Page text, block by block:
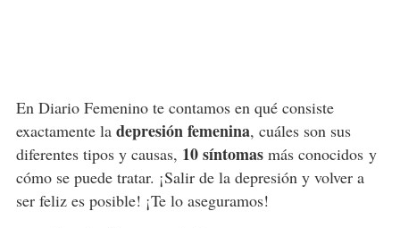
En Diario Femenino te contamos en qué consiste
exactamente la depresión femenina, cuáles son sus
diferentes tipos y causas, 10 síntomasmás conocidos y
cómo se puede tratar. ¡Salir de la depresión y volver a
ser feliz es posible! ¡Te lo aseguramos!